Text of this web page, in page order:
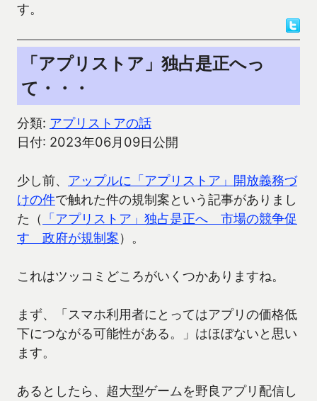
す。
「アプリストア」独占是正へっ
て・・・
分類: アプリストアの話
日付: 2023年06月09日公開
少し前、 アップルに「アプリストア」開放義務づ
けの件で触れた件の規制案という記事がありまし
た（ 「アプリストア」独占是正へ 市場の競争促
す 政府が規制案）。
これはツッコミどころがいくつかありますね。
まず、「スマホ利用者にとってはアプリの価格低
下につながる可能性がある。」はほぼないと思い
ます。
あるとしたら、超大型ゲームを野良アプリ配信し